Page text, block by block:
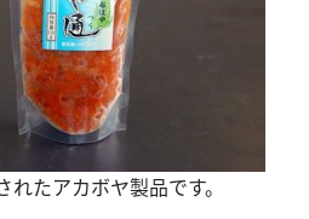
たアカボヤ製品です。